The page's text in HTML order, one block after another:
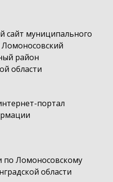
сайт муниципального
район
области
портал
Ломоносовскому
области